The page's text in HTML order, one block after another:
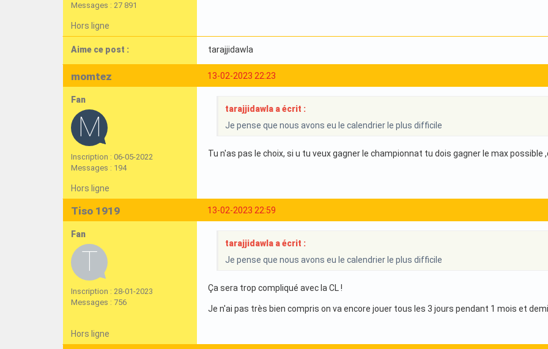
Messages : 27 891
Hors ligne
Aime ce post : tarajjidawla
13-02-2023 22:23
momtez
Fan
Inscription : 06-05-2022
Messages : 194
tarajjidawla a écrit :
Je pense que nous avons eu le calendrier le plus difficile
Tu n'as pas le choix, si u tu veux gagner le championnat tu dois gagner le max
Hors ligne
13-02-2023 22:59
Tiso 1919
Fan
Inscription : 28-01-2023
Messages : 756
tarajjidawla a écrit :
Je pense que nous avons eu le calendrier le plus difficile
Ça sera trop compliqué avec la CL !
Je n'ai pas très bien compris on va encore jouer tous les 3 jours pendant 1 mois et
Hors ligne